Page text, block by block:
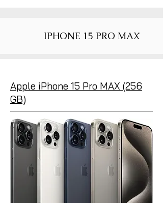
IPHONE 15 PRO MAX
Apple iPhone 15 Pro MAX (256
GB)